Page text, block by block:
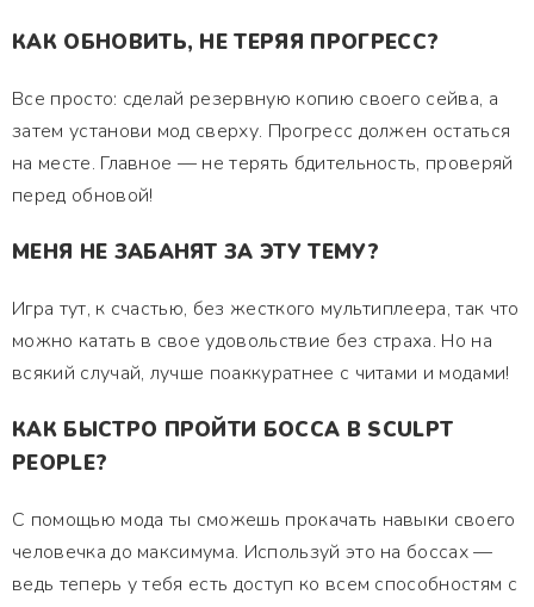
КАК ОБНОВИТЬ, НЕ ТЕРЯЯ ПРОГРЕСС?
Все просто: сделай резервную копию своего сейва, а
затем установи мод сверху. Прогресс должен остаться
на месте. Главное — не терять бдительность, проверяй
перед обновой!
МЕНЯ НЕ ЗАБАНЯТ ЗА ЭТУ ТЕМУ?
Игра тут, к счастью, без жесткого мультиплеера, так что
можно катать в свое удовольствие без страха. Но на
всякий случай, лучше поаккуратнее с читами и модами!
КАК БЫСТРО ПРОЙТИ БОССА В SCULPT
PEOPLE?
С помощью мода ты сможешь прокачать навыки своего
человечка до максимума. Используй это на боссах —
ведь теперь у тебя есть доступ ко всем способностям с